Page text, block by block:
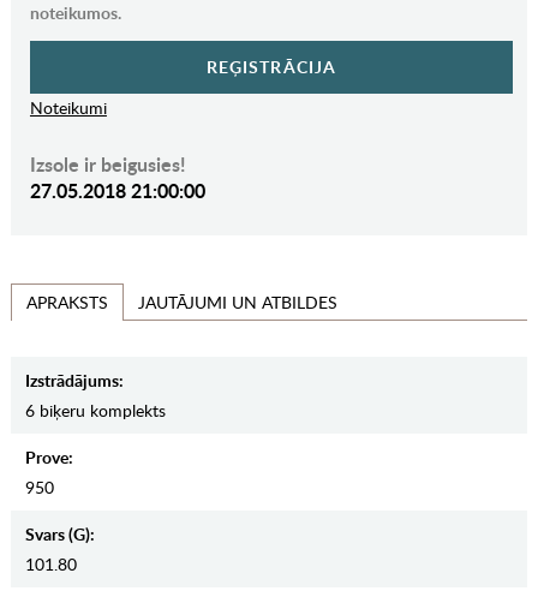
noteikumos.
REĢISTRĀCIJA
Noteikumi
Izsole ir beigusies!
27.05.2018 21:00:00
APRAKSTS JAUTĀJUMI UN ATBILDES
Izstrādājums:
6 biķeru komplekts
Prove:
950
Svars (g):
101.80